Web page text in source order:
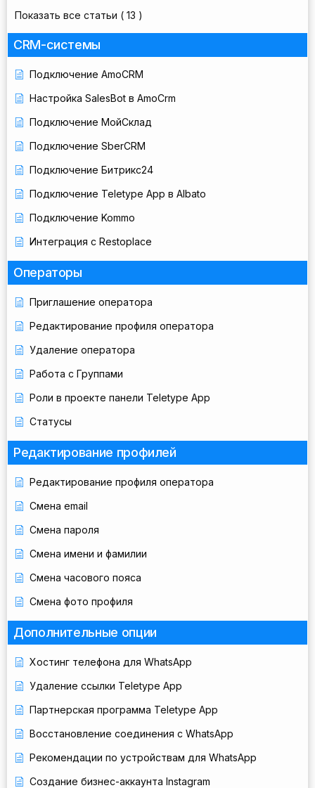
Показать все статьи ( 13 )
CRM-системы
Подключение AmoCRM
Настройка SalesBot в AmoCrm
Подключение МойСклад
Подключение SberCRM
Подключение Битрикс24
Подключение Teletype App в Albato
Подключение Kommo
Интеграция с Restoplace
Операторы
Приглашение оператора
Редактирование профиля оператора
Удаление оператора
Работа с Группами
Роли в проекте панели Teletype App
Статусы
Редактирование профилей
Редактирование профиля оператора
Смена email
Смена пароля
Смена имени и фамилии
Смена часового пояса
Смена фото профиля
Дополнительные опции
Хостинг телефона для WhatsApp
Удаление ссылки Teletype App
Партнерская программа Teletype App
Восстановление соединения с WhatsApp
Рекомендации по устройствам для WhatsApp
Создание бизнес-аккаунта Instagram